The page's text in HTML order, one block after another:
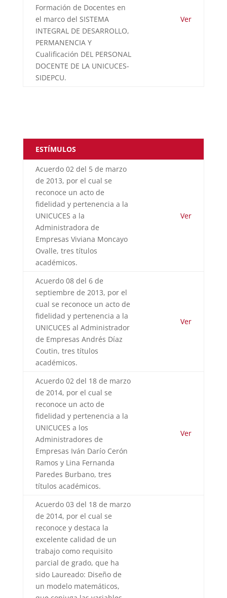
Formación de Docentes en
el marco del SISTEMA
INTEGRAL DE DESARROLLO,
PERMANENCIA Y
Cualificación DEL PERSONAL
DOCENTE DE LA UNICUCES-
SIDEPCU.
Ver
ESTÍMULOS
Acuerdo 02 del 5 de marzo
de 2013, por el cual se
reconoce un acto de
fidelidad y pertenencia a la
UNICUCES a la
Administradora de
Empresas Viviana Moncayo
Ovalle, tres títulos
académicos.
Ver
Acuerdo 08 del 6 de
septiembre de 2013, por el
cual se reconoce un acto de
fidelidad y pertenencia a la
UNICUCES al Administrador
de Empresas Andrés Díaz
Coutin, tres títulos
académicos.
Ver
Acuerdo 02 del 18 de marzo
de 2014, por el cual se
reconoce un acto de
fidelidad y pertenencia a la
UNICUCES a los
Administradores de
Empresas Iván Darío Cerón
Ramos y Lina Fernanda
Paredes Burbano, tres
títulos académicos.
Ver
Acuerdo 03 del 18 de marzo
de 2014, por el cual se
reconoce y destaca la
excelente calidad de un
trabajo como requisito
parcial de grado, que ha
sido Laureado: Diseño de
un modelo matemáticos,